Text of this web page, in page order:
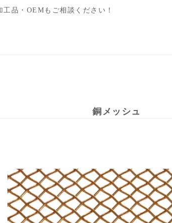
品・OEMもご相談ください！
銅メッシュ